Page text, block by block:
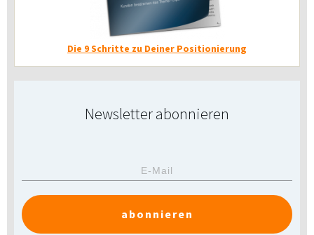
Die 9 Schritte zu Deiner Positionierung
Newsletter abonnieren
abonnieren